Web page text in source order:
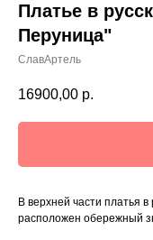
Платье в
Перуница"
СлавАртель
16900,00 р.
В верхней части платья
расположен обережный